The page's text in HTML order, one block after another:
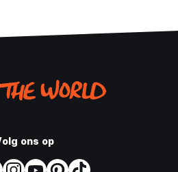
ons op